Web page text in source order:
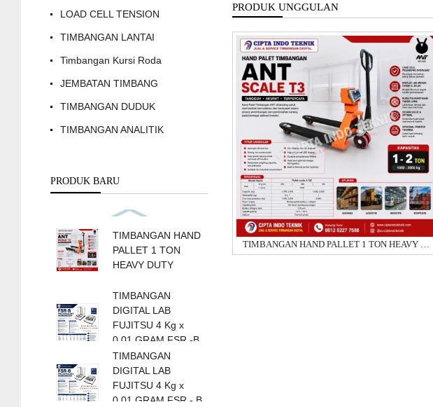
LOAD CELL TENSION
TIMBANGAN LANTAI
Timbangan Kursi Roda
JEMBATAN TIMBANG
TIMBANGAN DUDUK
TIMBANGAN ANALITIK
PRODUK BARU
TIMBANGAN HAND
PALLET 1 TON
HEAVY DUTY
TIMBANGAN
DIGITAL LAB
FUJITSU 4 Kg x
0.01 GRAM FSR -B
4000
TIMBANGAN
DIGITAL LAB
FUJITSU 4 Kg x
0.01 GRAM FSR - B
PRODUK UNGGULAN
TIMBANGAN HAND PALLET 1 TON HEAVY DUTY